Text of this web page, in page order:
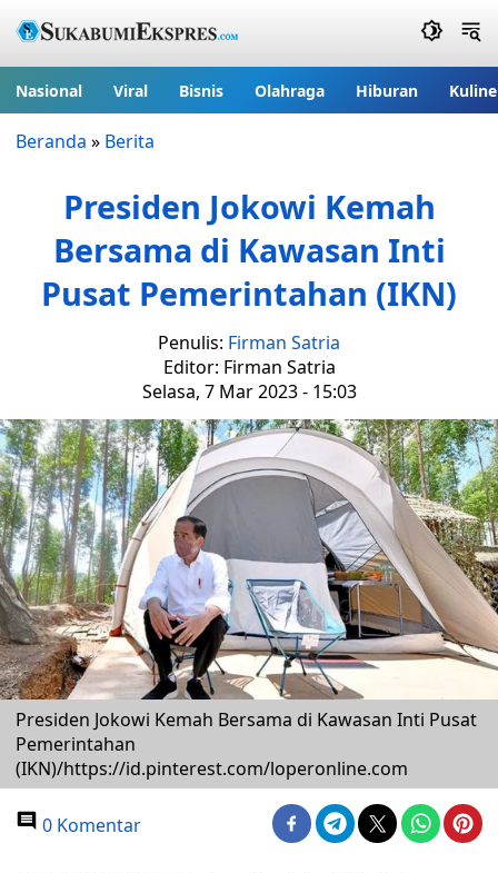
Nasional Viral Bisnis Olahraga Hiburan
Beranda » Berita
Presiden Jokowi Kemah
Bersama di Kawasan Inti
Pusat Pemerintahan (IKN)
Penulis: Firman Satria
Editor: Firman Satria
Selasa, 7 Mar 2023 - 15:03
Presiden Jokowi Kemah Bersama di Kawasan Inti Pusat
Pemerintahan
(IKN)/https://id.pinterest.com/loperonline.com
0 Komentar